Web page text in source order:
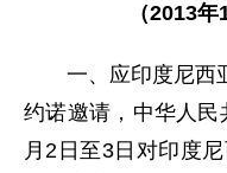
（2013
一、应印度尼西亚
约诺邀请，中华人
月2日至3日对印度